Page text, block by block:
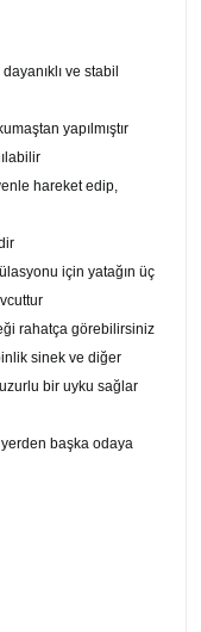
ve stabil
yapılmıştır
hareket edip,
için yatağın üç
rahatça görebilirsiniz
sinek ve diğer
bir uyku sağlar
başka odaya